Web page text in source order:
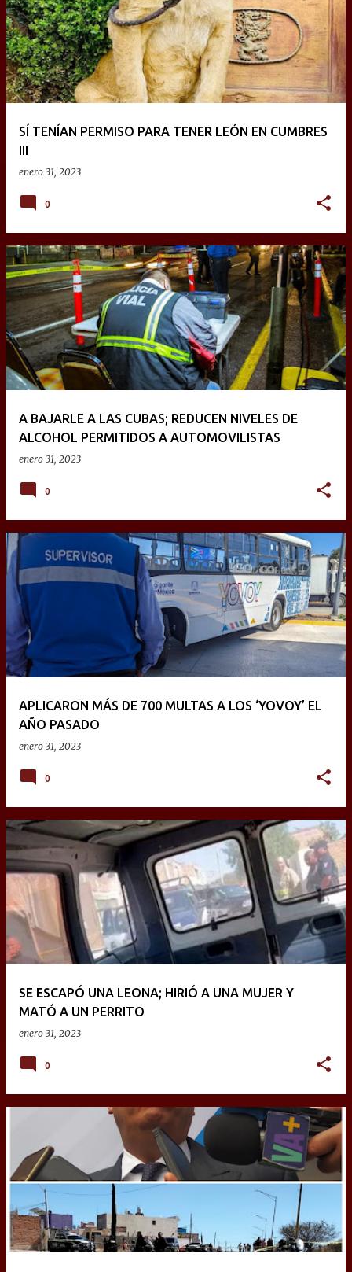
SÍ TENÍAN PERMISO PARA TENER LEÓN EN CUMBRES
III
enero 31, 2023
0
A BAJARLE A LAS CUBAS; REDUCEN NIVELES DE
ALCOHOL PERMITIDOS A AUTOMOVILISTAS
enero 31, 2023
0
APLICARON MÁS DE 700 MULTAS A LOS ‘YOVOY’ EL
AÑO PASADO
enero 31, 2023
0
SE ESCAPÓ UNA LEONA; HIRIÓ A UNA MUJER Y
MATÓ A UN PERRITO
enero 31, 2023
0